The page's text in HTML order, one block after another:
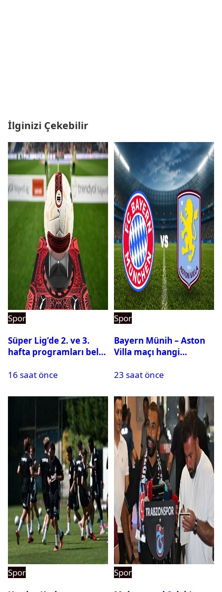
İlginizi Çekebilir
Spor
Süper Lig’de 2. ve 3.
hafta programları belli
16 saat önce
Spor
Bayern Münih – Aston
Villa maçı hangi
saat kaçta oynanacak?
23 saat önce
Spor
Spor